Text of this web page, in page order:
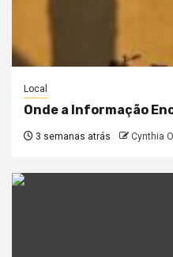
Local
Onde a Informação
3 semanas atrás Cynthia